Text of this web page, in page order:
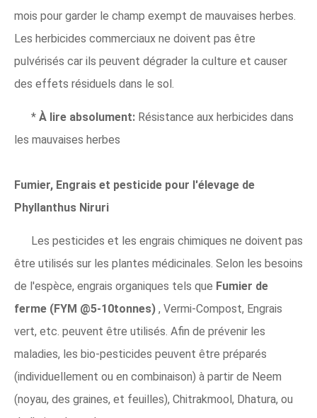
mois pour garder le champ exempt de mauvaises herbes.
Les herbicides commerciaux ne doivent pas être
pulvérisés car ils peuvent dégrader la culture et causer
des effets résiduels dans le sol.
* À lire absolument: Résistance aux herbicides dans
les mauvaises herbes
Fumier, Engrais et pesticide pour l'élevage de
Phyllanthus Niruri
Les pesticides et les engrais chimiques ne doivent pas
être utilisés sur les plantes médicinales. Selon les besoins
de l'espèce, engrais organiques tels que Fumier de
ferme (FYM @5-10tonnes) , Vermi-Compost, Engrais
vert, etc. peuvent être utilisés. Afin de prévenir les
maladies, les bio-pesticides peuvent être préparés
(individuellement ou en combinaison) à partir de Neem
(noyau, des graines, et feuilles), Chitrakmool, Dhatura, ou